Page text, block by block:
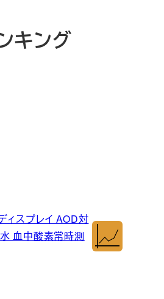
キング
スプレイ AOD対
血中酸素常時測